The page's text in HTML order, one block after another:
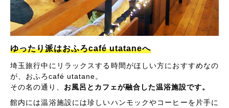
ゆったり派はおふろcafé utataneへ
埼玉旅行中にリラックスする時間がほしい方におすすめなの
が、おふろcafé utatane。
その名の通り、 お風呂とカフェが融合した温浴施設です。
館内には温浴施設には珍しいハンモックやコーヒーを片手に